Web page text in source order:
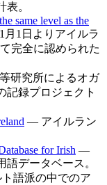
。
same level as the
月1日よりアイルラ
完全に認められた
研究所によるオガ
記録プロジェクト
— アイルラン
for Irish —
データベース。
語派の中でのア